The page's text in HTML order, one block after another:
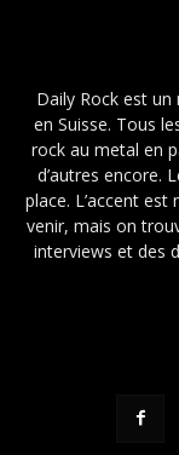
Daily Rock est
en Suisse. Tous
rock au metal en
d’autres encore.
place. L’accent est
venir, mais on
interviews et des